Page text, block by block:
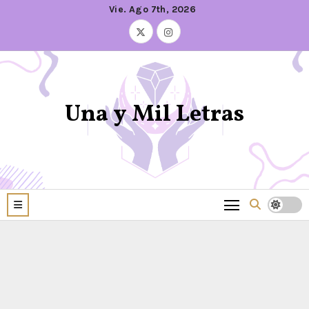
Vie. Ago 7th, 2026
Una y Mil Letras